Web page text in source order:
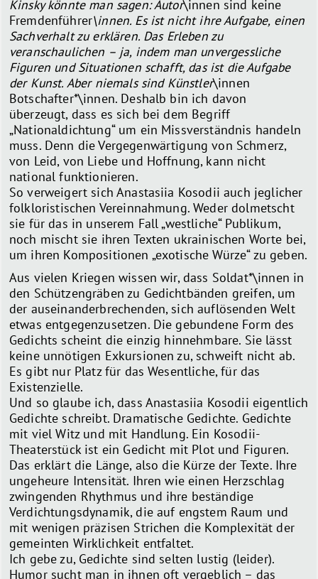
Kinsky könnte man sagen: Autor\innen sind keine
Fremdenführer\innen. Es ist nicht ihre Aufgabe, einen
Sachverhalt zu erklären. Das Erleben zu
veranschaulichen – ja, indem man unvergessliche
Figuren und Situationen schafft, das ist die Aufgabe
der Kunst. Aber niemals sind Künstler\innen
Botschafter*\innen. Deshalb bin ich davon
überzeugt, dass es sich bei dem Begriff
„Nationaldichtung“ um ein Missverständnis handeln
muss. Denn die Vergegenwärtigung von Schmerz,
von Leid, von Liebe und Hoffnung, kann nicht
national funktionieren.
So verweigert sich Anastasiia Kosodii auch jeglicher
folkloristischen Vereinnahmung. Weder dolmetscht
sie für das in unserem Fall „westliche“ Publikum,
noch mischt sie ihren Texten ukrainischen Worte bei,
um ihren Kompositionen „exotische Würze“ zu geben.
Aus vielen Kriegen wissen wir, dass Soldat*\innen in
den Schützengräben zu Gedichtbänden greifen, um
der auseinanderbrechenden, sich auflösenden Welt
etwas entgegenzusetzen. Die gebundene Form des
Gedichts scheint die einzig hinnehmbare. Sie lässt
keine unnötigen Exkursionen zu, schweift nicht ab.
Es gibt nur Platz für das Wesentliche, für das
Existenzielle.
Und so glaube ich, dass Anastasiia Kosodii eigentlich
Gedichte schreibt. Dramatische Gedichte. Gedichte
mit viel Witz und mit Handlung. Ein Kosodii-
Theaterstück ist ein Gedicht mit Plot und Figuren.
Das erklärt die Länge, also die Kürze der Texte. Ihre
ungeheure Intensität. Ihren wie einen Herzschlag
zwingenden Rhythmus und ihre beständige
Verdichtungsdynamik, die auf engstem Raum und
mit wenigen präzisen Strichen die Komplexität der
gemeinten Wirklichkeit entfaltet.
Ich gebe zu, Gedichte sind selten lustig (leider).
Humor sucht man in ihnen oft vergeblich – das